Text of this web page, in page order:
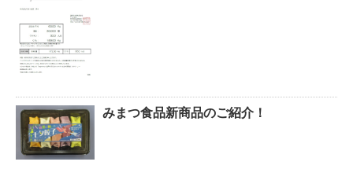
みまつ食品新商品のご紹介！